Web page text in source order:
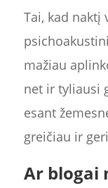
Tai, kad naktį
mažiau
net ir tyliausi
esant
greičiau ir
Ar blogai